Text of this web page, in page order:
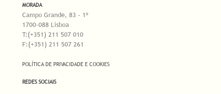
MORADA
Campo Grande, 83 - 1º
1700-088 Lisboa
T:(+351) 211 507 010
F:(+351) 211 507 261
POLÍTICA DE PRIVACIDADE E COOKIES
REDES SOCIAIS